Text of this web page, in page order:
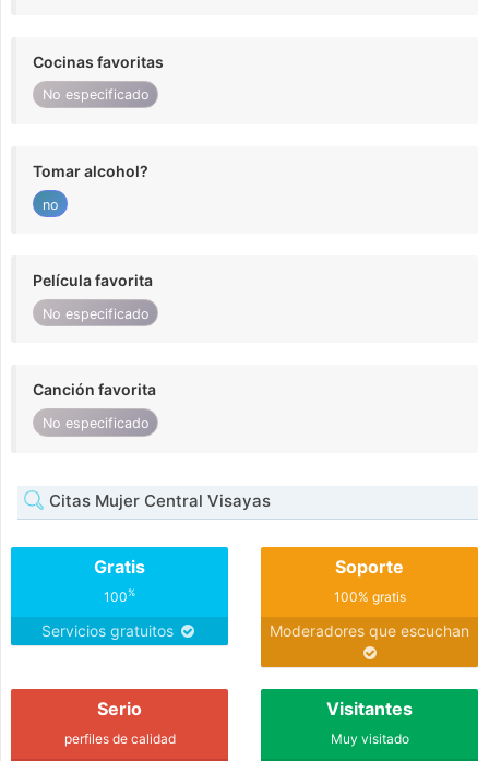
Cocinas favoritas
No especificado
Tomar alcohol?
no
Película favorita
No especificado
Canción favorita
No especificado
Citas Mujer Central Visayas
Gratis
100%
Servicios gratuitos
Soporte
100% gratis
Moderadores que escuchan
Serio
perfiles de calidad
Visitantes
Muy visitado